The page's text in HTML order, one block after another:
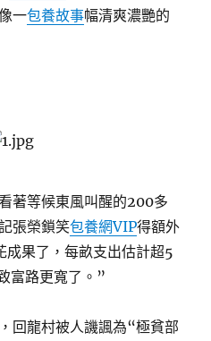
一包養故事幅清爽濃艷的
著等候東風叫醒的200多
張榮鎖笑包養網VIP得額外
成果了，每畝支出估計超5
富路更寬了。”
回龍村被人譏諷為“極貧部